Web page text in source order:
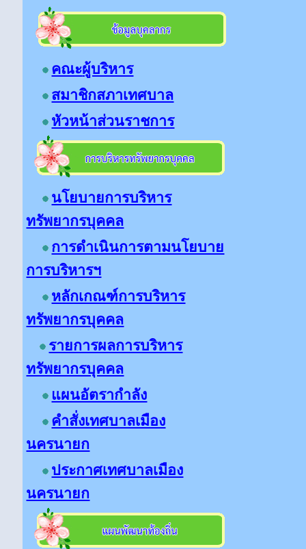
คณะผู้บริหาร
สมาชิกสภาเทศบาล
หัวหน้าส่วนราชการ
นโยบายการบริหาร
ทรัพยากรบุคคล
การดำเนินการตามนโยบาย
การบริหารฯ
หลักเกณฑ์การบริหาร
ทรัพยากรบุคคล
รายการผลการบริหาร
ทรัพยากรบุคคล
แผนอัตรากำลัง
คำสั่งเทศบาลเมือง
นครนายก
ประกาศเทศบาลเมือง
นครนายก